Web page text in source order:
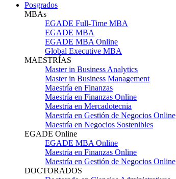
Posgrados
MBAs
EGADE Full-Time MBA
EGADE MBA
EGADE MBA Online
Global Executive MBA
MAESTRÍAS
Master in Business Analytics
Master in Business Management
Maestría en Finanzas
Maestría en Finanzas Online
Maestría en Mercadotecnia
Maestría en Gestión de Negocios Online
Maestría en Negocios Sostenibles
EGADE Online
EGADE MBA Online
Maestría en Finanzas Online
Maestría en Gestión de Negocios Online
DOCTORADOS